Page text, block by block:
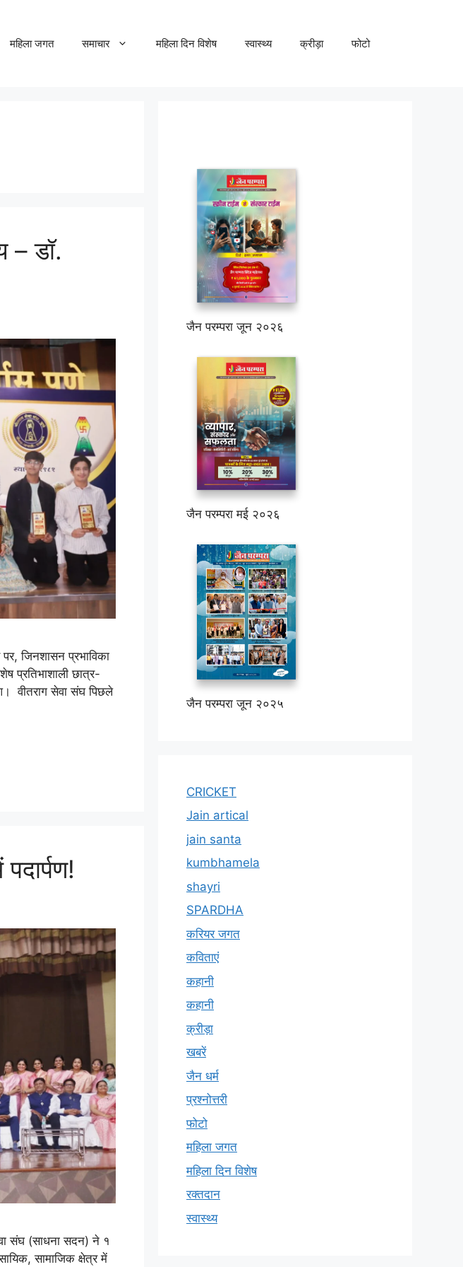
महिला जगत समाचार महिला दिन विशेष स्वास्थ्य क्रीड़ा फोटो
– डॉ.
जिनशासन प्रभाविका
प्रतिभाशाली छात्र-
वीतराग सेवा संघ पिछले
संघ (साधना सदन) ने १
सामाजिक क्षेत्र में
जैन परम्परा जून २०२६
जैन परम्परा मई २०२६
जैन परम्परा जून २०२५
CRICKET
Jain artical
jain santa
kumbhamela
shayri
SPARDHA
करियर जगत
कविताएं
कहानी
कहानी
क्रीड़ा
खबरें
जैन धर्म
प्रश्नोत्तरी
फोटो
महिला जगत
महिला दिन विशेष
रक्तदान
स्वास्थ्य